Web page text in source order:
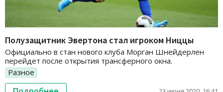
Полузащитник Эвертона стал игроком Ниццы
Официально в стан нового клуба Морган Шнейдерлен
перейдет после открытия трансферного окна.
Разное